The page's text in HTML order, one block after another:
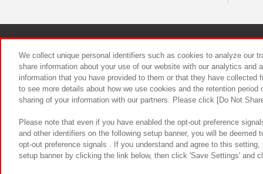
食品のご
We collect unique personal identifiers such as cookies to analyze our
share information about your use of our website with our analytics and
information that you have provided to them or that they have
to see more details about how we use cookies and the retention
sharing of your information with our partners. Please click [Do Not
Please note that even if you have enabled the opt-out preference
and other identifiers on the following setup banner, you will be
opt-out preference signals . If you understand and agree to this
setup banner by clicking the link below, then click 'Save Settings' and